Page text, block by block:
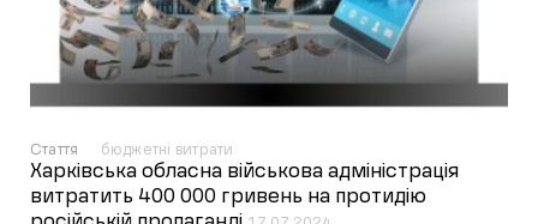
Стаття бюджетні витрати
Харківська обласна військова адміністрація
витратить 400 000 гривень на протидію